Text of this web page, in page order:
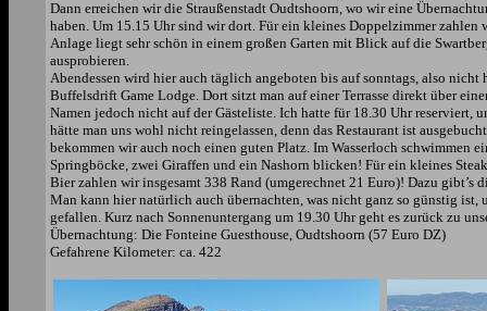
Dann erreichen wir die Straußenstadt Oudtshoorn, wo wir eine
haben. Um 15.15 Uhr sind wir dort. Für ein kleines Doppelzimmer zahlen
Anlage liegt sehr schön in einem großen Garten mit Blick auf die
ausprobieren.
Abendessen wird hier auch täglich angeboten bis auf sonntags, also
Buffelsdrift Game Lodge. Dort sitzt man auf einer Terrasse direkt über
Namen jedoch nicht auf der Gästeliste. Ich hatte für 18.30 Uhr
hätte man uns wohl nicht reingelassen, denn das Restaurant ist
bekommen wir auch noch einen guten Platz. Im Wasserloch schwimmen
Springböcke, zwei Giraffen und ein Nashorn blicken! Für ein kleines
Bier zahlen wir insgesamt 338 Rand (umgerechnet 21 Euro)! Dazu
Man kann hier natürlich auch übernachten, was nicht ganz so günstig ist,
gefallen. Kurz nach Sonnenuntergang um 19.30 Uhr geht es zurück zu
Übernachtung: Die Fonteine Guesthouse, Oudtshoorn (57 Euro DZ)
Gefahrene Kilometer: ca. 422